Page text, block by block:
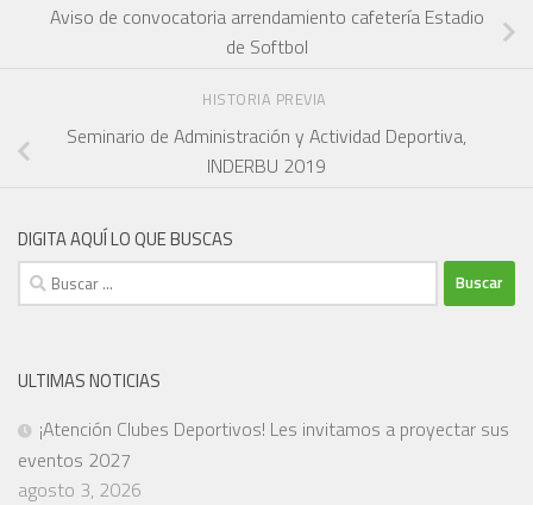
Aviso de convocatoria arrendamiento cafetería Estadio
de Softbol
HISTORIA PREVIA
Seminario de Administración y Actividad Deportiva,
INDERBU 2019
DIGITA AQUÍ LO QUE BUSCAS
Buscar:
ULTIMAS NOTICIAS
¡Atención Clubes Deportivos! Les invitamos a proyectar sus
eventos 2027
agosto 3, 2026